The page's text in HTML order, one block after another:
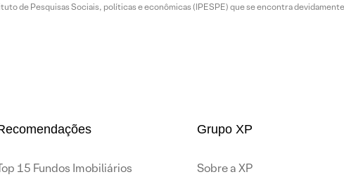
de Pesquisas Sociais, políticas e econômicas (IPESPE) que se encontra
15 Fundos Imobiliários
Grupo XP
Sobre a XP